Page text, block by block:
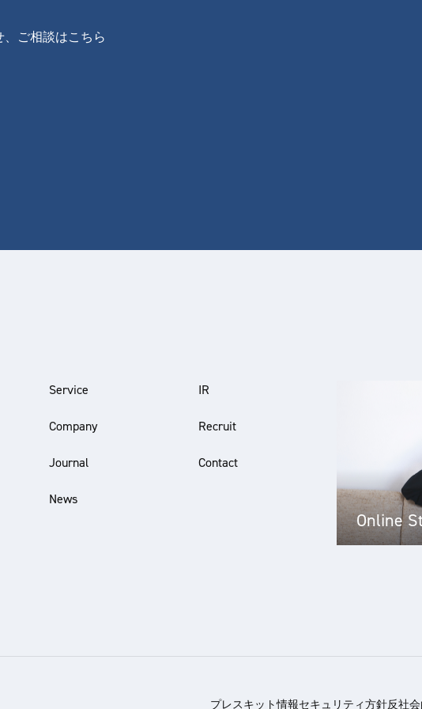
ご相談はこちら
Service
Company
Journal
News
IR
Recruit
Contact
Online
プレスキット情報セキュリティ方針反社